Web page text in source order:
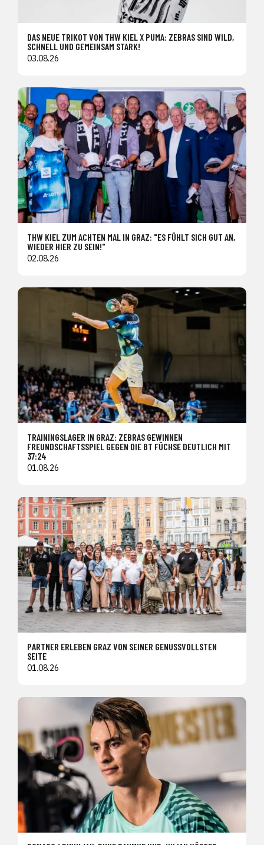
DAS NEUE TRIKOT VON THW KIEL X PUMA: ZEBRAS SIND WILD,
SCHNELL UND GEMEINSAM STARK!
03.08.26
THW KIEL ZUM ACHTEN MAL IN GRAZ: "ES FÜHLT SICH GUT AN,
WIEDER HIER ZU SEIN!"
02.08.26
TRAININGSLAGER IN GRAZ: ZEBRAS GEWINNEN
FREUNDSCHAFTSSPIEL GEGEN DIE BT FÜCHSE DEUTLICH MIT
37:24
01.08.26
PARTNER ERLEBEN GRAZ VON SEINER GENUSSVOLLSTEN
SEITE
01.08.26